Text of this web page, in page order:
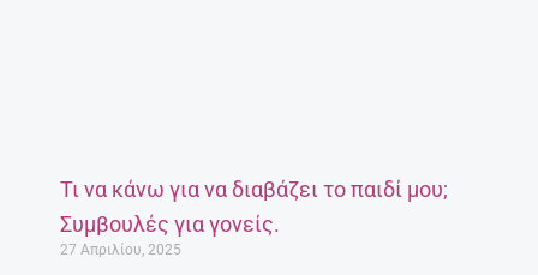
Τι να κάνω για να διαβάζει το παιδί μου;
Συμβουλές για γονείς.
27 Απριλίου, 2025